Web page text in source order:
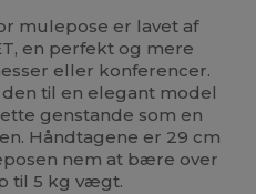
mulepose er lavet af
en perfekt og mere
eller konferencer.
til en elegant model
genstande som en
Håndtagene er 29 cm
nem at bære over
til 5 kg vægt.